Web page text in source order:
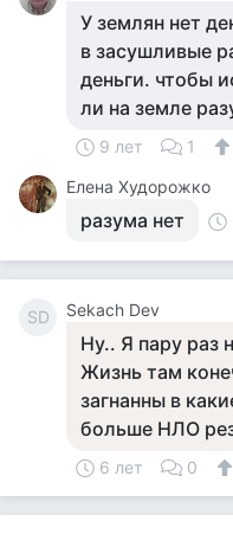
У землян нет
в засушливые
деньги. чтобы
ли на земле
9 лет 1
Елена Худорожко
разума нет
SD Sekach Dev
Ну.. Я пару раз
Жизнь там
загнанны в
больше НЛО
6 лет 0